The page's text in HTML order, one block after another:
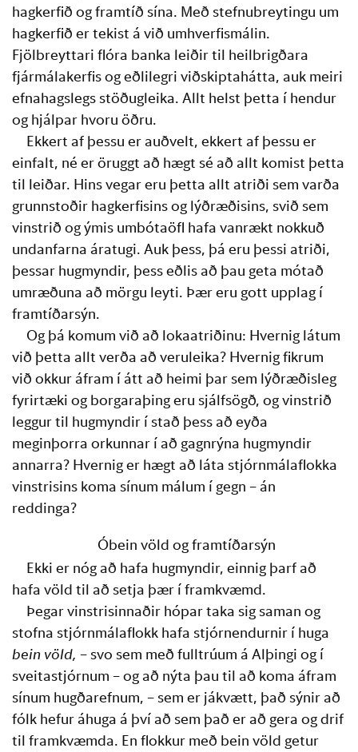
hagkerfið og framtíð sína. Með stefnubreytingu um
hagkerfið er tekist á við umhverfismálin.
Fjölbreyttari flóra banka leiðir til heilbrigðara
fjármálakerfis og eðlilegri viðskiptahátta, auk meiri
efnahagslegs stöðugleika. Allt helst þetta í hendur
og hjálpar hvoru öðru.
Ekkert af þessu er auðvelt, ekkert af þessu er
einfalt, né er öruggt að hægt sé að allt komist þetta
til leiðar. Hins vegar eru þetta allt atriði sem varða
grunnstoðir hagkerfisins og lýðræðisins, svið sem
vinstrið og ýmis umbótaöfl hafa vanrækt nokkuð
undanfarna áratugi. Auk þess, þá eru þessi atriði,
þessar hugmyndir, þess eðlis að þau geta mótað
umræðuna að mörgu leyti. Þær eru gott upplag í
framtíðarsýn.
Og þá komum við að lokaatriðinu: Hvernig látum
við þetta allt verða að veruleika? Hvernig fikrum
við okkur áfram í átt að heimi þar sem lýðræðisleg
fyrirtæki og borgaraþing eru sjálfsögð, og vinstrið
leggur til hugmyndir í stað þess að eyða
meginþorra orkunnar í að gagnrýna hugmyndir
annarra? Hvernig er hægt að láta stjórnmálaflokka
vinstrisins koma sínum málum í gegn – án
reddinga?
Óbein völd og framtíðarsýn
Ekki er nóg að hafa hugmyndir, einnig þarf að
hafa völd til að setja þær í framkvæmd.
Þegar vinstrisinnaðir hópar taka sig saman og
bein völd, – svo sem með fulltrúum á Alþingi og í
sveitastjórnum – og að nýta þau til að koma áfram
sínum hugðarefnum, – sem er jákvætt, það sýnir að
fólk hefur áhuga á því að sem það er að gera og drif
til framkvæmda. En flokkur með bein völd getur